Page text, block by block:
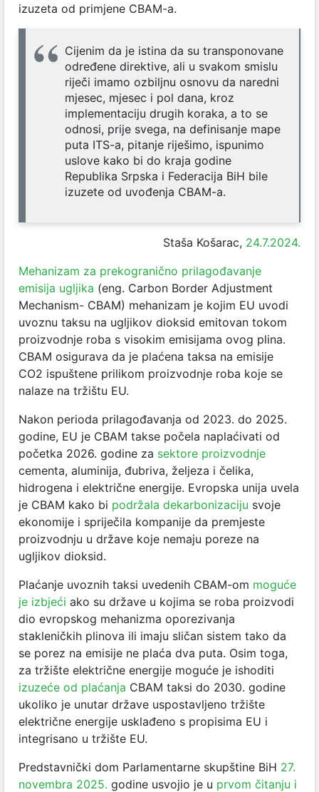
izuzeta od primjene CBAM-a.
Cijenim da je istina da su transponovane
određene direktive, ali u svakom smislu
riječi imamo ozbiljnu osnovu da naredni
mjesec, mjesec i pol dana, kroz
implementaciju drugih koraka, a to se
odnosi, prije svega, na definisanje mape
puta ITS-a, pitanje riješimo, ispunimo
uslove kako bi do kraja godine
Republika Srpska i Federacija BiH bile
izuzete od uvođenja CBAM-a.
Staša Košarac, 24.7.2024.
Mehanizam za prekogranično prilagođavanje
emisija ugljika (eng. Carbon Border Adjustment
Mechanism- CBAM) mehanizam je kojim EU uvodi
uvoznu taksu na ugljikov dioksid emitovan tokom
proizvodnje roba s visokim emisijama ovog plina.
CBAM osigurava da je plaćena taksa na emisije
CO2 ispuštene prilikom proizvodnje roba koje se
nalaze na tržištu EU.
Nakon perioda prilagođavanja od 2023. do 2025.
godine, EU je CBAM takse počela naplaćivati od
početka 2026. godine za sektore proizvodnje
cementa, aluminija, đubriva, željeza i čelika,
hidrogena i električne energije. Evropska unija uvela
je CBAM kako bi podržala dekarbonizaciju svoje
ekonomije i spriječila kompanije da premjeste
proizvodnju u države koje nemaju poreze na
ugljikov dioksid.
Plaćanje uvoznih taksi uvedenih CBAM-om moguće
je izbjeći ako su države u kojima se roba proizvodi
dio evropskog mehanizma oporezivanja
stakleničkih plinova ili imaju sličan sistem tako da
se porez na emisije ne plaća dva puta. Osim toga,
za tržište električne energije moguće je ishoditi
izuzeće od plaćanja CBAM taksi do 2030. godine
ukoliko je unutar države uspostavljeno tržište
električne energije usklađeno s propisima EU i
integrisano u tržište EU.
Predstavnički dom Parlamentarne skupštine BiH 27.
novembra 2025. godine usvojio je u prvom čitanju i